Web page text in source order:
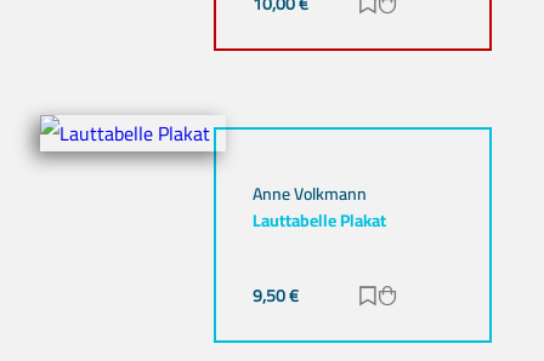
Anne Volkmann
Lauttabelle Plakat
9,50€ Zur Merkliste